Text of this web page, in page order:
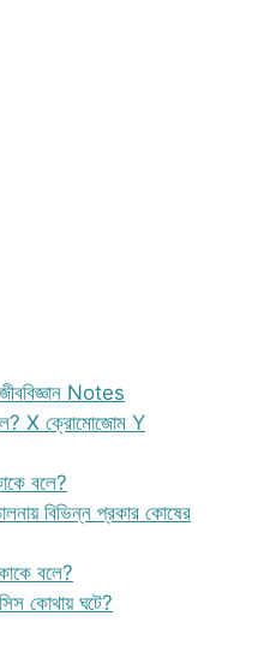
Notes
X ক্রোমোজোম Y
বলে?
বিভিন্ন প্রকার কোষের
বলে?
কোথায় ঘটে?